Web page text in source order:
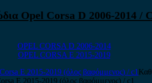
Opel Corsa D 2006-2014 /
OPEL CORSA D 2006-2014
OPEL CORSA E 2015-2019
E 2015-2019 (όλος βαφόμμενος) / c1